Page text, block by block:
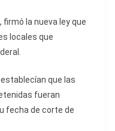
firmó la nueva ley que
locales que
que las
fueran
fecha de corte de